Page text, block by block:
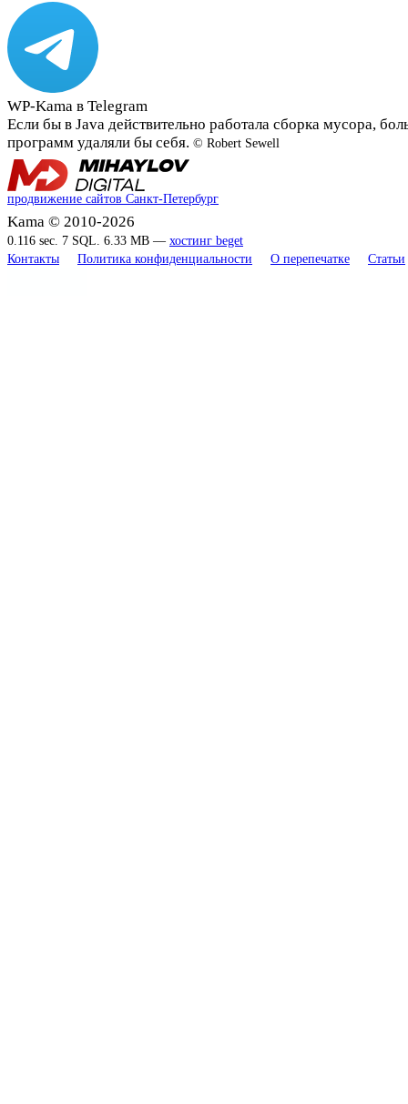
WP-Kama в Telegram
Если бы в Java действительно работала сборка мусора,
программ удаляли бы себя. © Robert Sewell
продвижение сайтов Санкт-Петербург
Kama © 2010-2026
0.116 sec. 7 SQL. 6.33 MB — хостинг beget
Контакты
Политика конфиденциальности О перепечатке Статьи